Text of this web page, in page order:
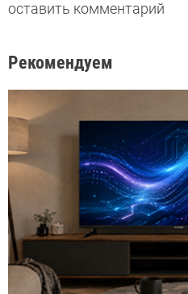
оставить комментарий
Рекомендуем